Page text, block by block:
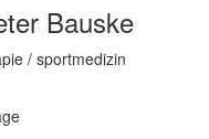
Bauske
/ sportmedizin